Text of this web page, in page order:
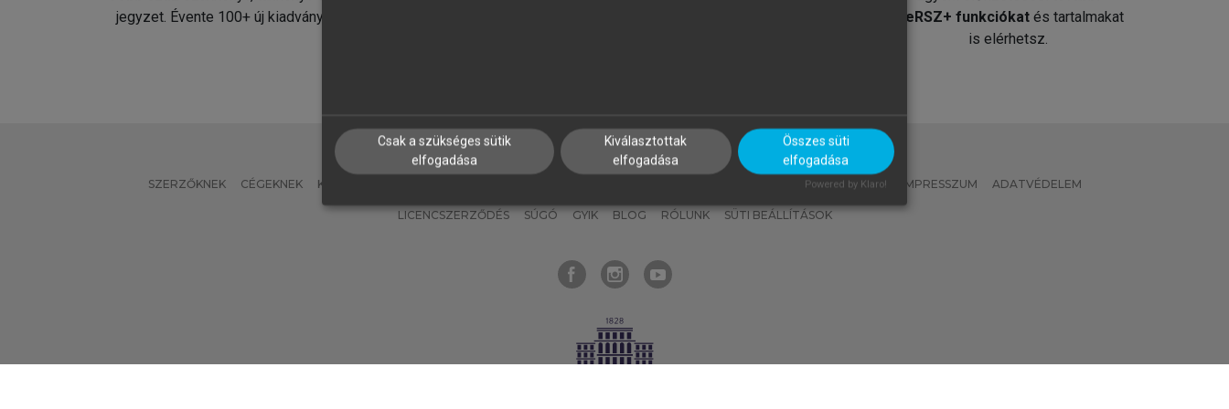
jegyzet. Évente 100+ új kiadvány.
MeRSZ+ funkciókat és tartalmakat
is elérhetsz.
SZERZŐKNEK CÉGEKNEK KÖNYVTÁROSOKNAK MI – ÁLTALÁNOS IRÁNYELVEK IMPRESSZUM ADATVÉDELEM
LICENCSZERZŐDÉS SÚGÓ GYIK BLOG RÓLUNK SÜTI BEÁLLÍTÁSOK
Csak a szükséges sütik
elfogadása
Kiválasztottak
elfogadása
Összes süti
elfogadása
Powered by Klaro!